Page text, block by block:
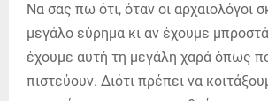
Να σας πω ότι, όταν οι αρχαιολόγοι
μεγάλο εύρημα κι αν έχουμε
έχουμε αυτή τη μεγάλη χαρά όπως
πιστεύουν. Διότι πρέπει να